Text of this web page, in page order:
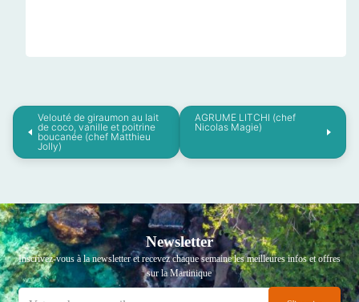
Velouté de giraumon au lait
de coco, vanille et poitrine
boucanée (chef Matthieu
Jolly)
AGRUME LITCHI (chef
Nicolas Magie)
Newsletter
Inscrivez-vous à la newsletter et recevez chaque semaine les meilleures infos et offres
sur la Martinique